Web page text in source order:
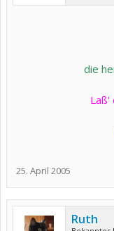
die
Laß'
25. April 2005
Ruth